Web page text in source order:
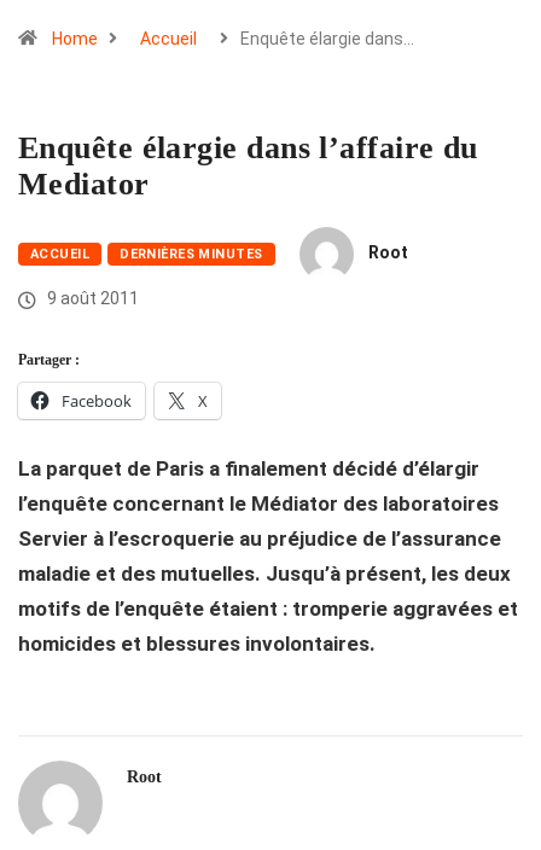
Home Accueil Enquête élargie dans…
Enquête élargie dans l’affaire du
Mediator
ACCUEIL DERNIÈRES MINUTES Root
9 août 2011
Partager :
Facebook X
La parquet de Paris a finalement décidé d’élargir
l’enquête concernant le Médiator des laboratoires
Servier à l’escroquerie au préjudice de l’assurance
maladie et des mutuelles. Jusqu’à présent, les deux
motifs de l’enquête étaient : tromperie aggravées et
homicides et blessures involontaires.
Root